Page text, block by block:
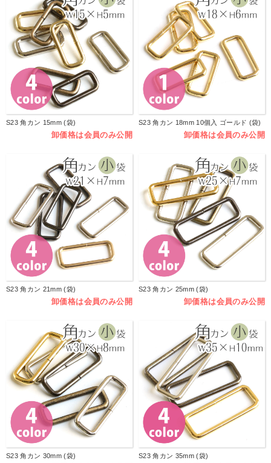
S23 角カン 15mm (袋)
卸価格は会員のみ公開
S23 角カン 18mm 10個入 ゴールド (袋)
卸価格は会員のみ公開
S23 角カン 21mm (袋)
卸価格は会員のみ公開
S23 角カン 25mm (袋)
卸価格は会員のみ公開
S23 角カン 30mm (袋) S23 角カン 35mm (袋)